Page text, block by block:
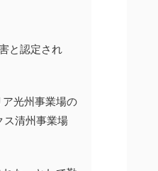
と認定され
光州事業場の
ス清州事業場